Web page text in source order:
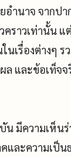
ำนาจ จากป
ราวเท่านั้น
เรื่องต่างๆ
และข้อเท็จ
น มีความเห็
ละความเป็